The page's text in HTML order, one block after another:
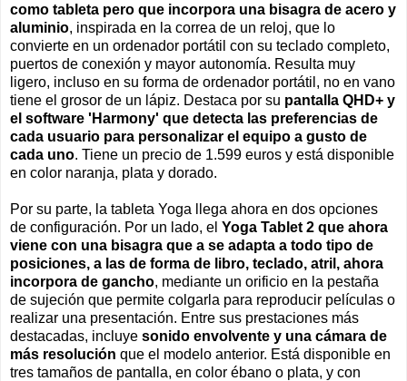
como tableta pero que incorpora una bisagra de acero y
aluminio, inspirada en la correa de un reloj, que lo
convierte en un ordenador portátil con su teclado completo,
puertos de conexión y mayor autonomía. Resulta muy
ligero, incluso en su forma de ordenador portátil, no en vano
tiene el grosor de un lápiz. Destaca por su pantalla QHD+ y
el software 'Harmony' que detecta las preferencias de
cada usuario para personalizar el equipo a gusto de
cada uno. Tiene un precio de 1.599 euros y está disponible
en color naranja, plata y dorado.
Por su parte, la tableta Yoga llega ahora en dos opciones
de configuración. Por un lado, el Yoga Tablet 2 que ahora
viene con una bisagra que a se adapta a todo tipo de
posiciones, a las de forma de libro, teclado, atril, ahora
incorpora de gancho, mediante un orificio en la pestaña
de sujeción que permite colgarla para reproducir películas o
realizar una presentación. Entre sus prestaciones más
destacadas, incluye sonido envolvente y una cámara de
más resolución que el modelo anterior. Está disponible en
tres tamaños de pantalla, en color ébano o plata, y con